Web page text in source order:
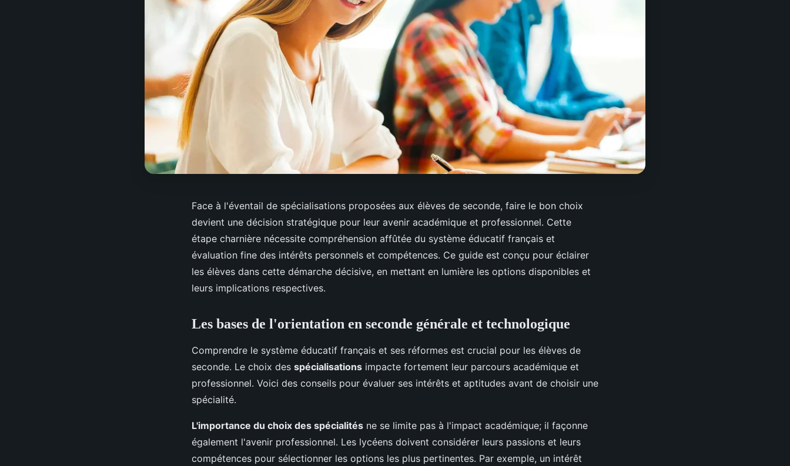
Face à l'éventail de spécialisations proposées aux élèves de seconde, faire le bon choix
devient une décision stratégique pour leur avenir académique et professionnel. Cette
étape charnière nécessite compréhension affûtée du système éducatif français et
évaluation fine des intérêts personnels et compétences. Ce guide est conçu pour éclairer
les élèves dans cette démarche décisive, en mettant en lumière les options disponibles et
leurs implications respectives.
Les bases de l'orientation en seconde générale et technologique
Comprendre le système éducatif français et ses réformes est crucial pour les élèves de
seconde. Le choix des spécialisations impacte fortement leur parcours académique et
professionnel. Voici des conseils pour évaluer ses intérêts et aptitudes avant de choisir une
spécialité.
L'importance du choix des spécialités ne se limite pas à l'impact académique; il façonne
également l'avenir professionnel. Les lycéens doivent considérer leurs passions et leurs
compétences pour sélectionner les options les plus pertinentes. Par exemple, un intérêt